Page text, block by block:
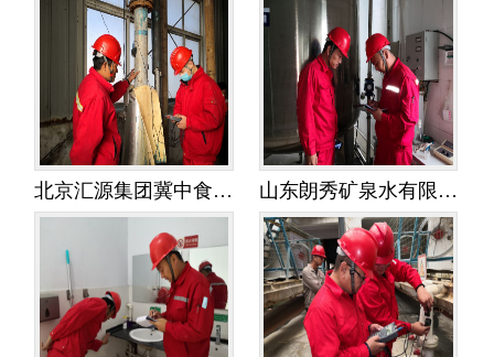
北京汇源集团冀中食品饮料有限公司——水平衡测试 山东朗秀矿泉水有限公司——水平衡测试